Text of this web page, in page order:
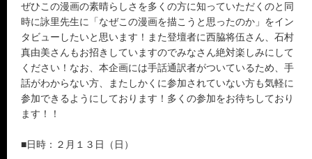
ぜひこの漫画の素晴らしさを多くの方に知っていただくのと同
時に詠里先生に「なぜこの漫画を描こうと思ったのか」をイン
タビューしたいと思います！また登壇者に西脇将伍さん、石村
真由美さんもお招きしていますのでみなさん絶対楽しみにして
ください！なお、本企画には手話通訳者がついているため、手
話がわからない方、またしかくに参加されていない方も気軽に
参加できるようにしております！多くの参加をお待ちしており
ます！！
■日時：２月１３日（日）